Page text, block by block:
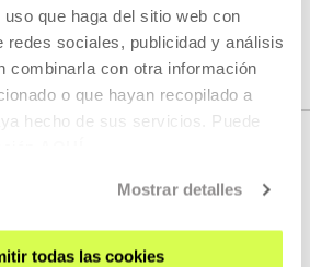
que haga del sitio web con
redes sociales, publicidad y análisis
combinarla con otra información
o que hayan recopilado a
hecho de sus servicios. Puede
Mostrar detalles
todas las cookies